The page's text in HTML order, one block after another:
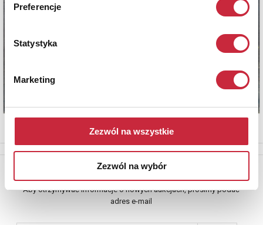
Preferencje
Statystyka
Marketing
Zezwól na wszystkie
Zezwól na wybór
Newsletter
Aby otrzymywać informacje o nowych aukcjach, prosimy podać
adres e-mail